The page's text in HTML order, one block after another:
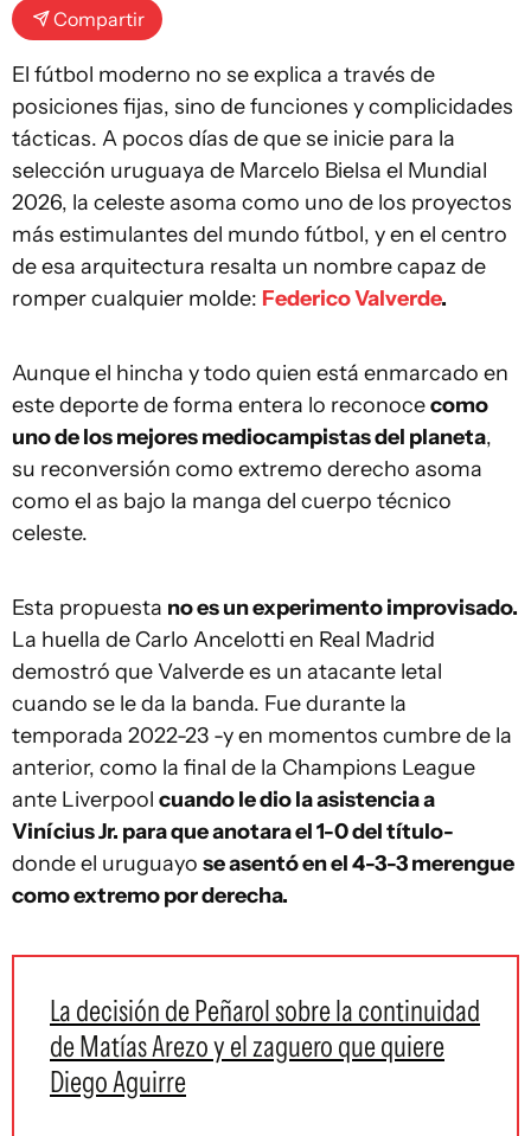
Compartir
El fútbol moderno no se explica a través de
posiciones fijas, sino de funciones y complicidades
tácticas. A pocos días de que se inicie para la
selección uruguaya de Marcelo Bielsa el Mundial
2026, la celeste asoma como uno de los proyectos
más estimulantes del mundo fútbol, y en el centro
de esa arquitectura resalta un nombre capaz de
romper cualquier molde: Federico Valverde.
Aunque el hincha y todo quien está enmarcado en
este deporte de forma entera lo reconocecomo
uno de los mejores mediocampistas del planeta,
su reconversión como extremo derecho asoma
como el as bajo la manga del cuerpo técnico
celeste.
Esta propuesta no es un experimento improvisado.
La huella de Carlo Ancelotti en Real Madrid
demostró que Valverde es un atacante letal
cuando se le da la banda. Fue durante la
temporada 2022-23 -y en momentos cumbre de la
anterior, como la final de la Champions League
ante Liverpool cuando le dio la asistencia a
Vinícius Jr. para que anotara el 1-0 del título-
donde el uruguayo se asentó en el 4-3-3 merengue
como extremo por derecha.
La decisión de Peñarol sobre la continuidad
de Matías Arezo y el zaguero que quiere
Diego Aguirre